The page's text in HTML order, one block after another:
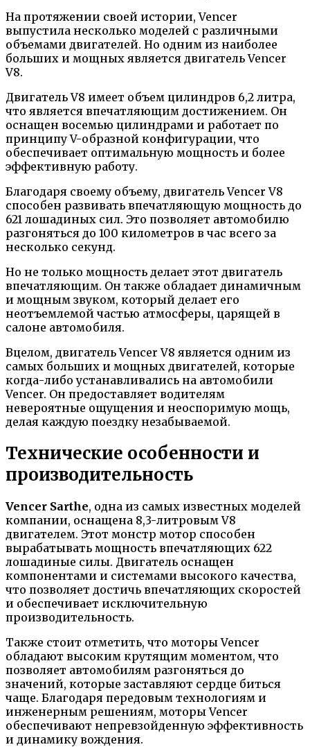
На протяжении своей истории, Vencer
выпустила несколько моделей с различными
объемами двигателей. Но одним из наиболее
больших и мощных является двигатель Vencer
V8.
Двигатель V8 имеет объем цилиндров 6,2 литра,
что является впечатляющим достижением. Он
оснащен восемью цилиндрами и работает по
принципу V-образной конфигурации, что
обеспечивает оптимальную мощность и более
эффективную работу.
Благодаря своему объему, двигатель Vencer V8
способен развивать впечатляющую мощность до
621 лошадиных сил. Это позволяет автомобилю
разгоняться до 100 километров в час всего за
несколько секунд.
Но не только мощность делает этот двигатель
впечатляющим. Он также обладает динамичным
и мощным звуком, который делает его
неотъемлемой частью атмосферы, царящей в
салоне автомобиля.
Вцелом, двигатель Vencer V8 является одним из
самых больших и мощных двигателей, которые
когда-либо устанавливались на автомобили
Vencer. Он предоставляет водителям
невероятные ощущения и неоспоримую мощь,
делая каждую поездку незабываемой.
Технические особенности и
производительность
Vencer Sarthe, одна из самых известных моделей
компании, оснащена 8,3-литровым V8
двигателем. Этот монстр мотор способен
вырабатывать мощность впечатляющих 622
лошадиные силы. Двигатель оснащен
компонентами и системами высокого качества,
что позволяет достичь впечатляющих скоростей
и обеспечивает исключительную
производительность.
Также стоит отметить, что моторы Vencer
обладают высоким крутящим моментом, что
позволяет автомобилям разгоняться до
значений, которые заставляют сердце биться
чаще. Благодаря передовым технологиям и
инженерным решениям, моторы Vencer
обеспечивают непревзойденную эффективность
и динамику вождения.